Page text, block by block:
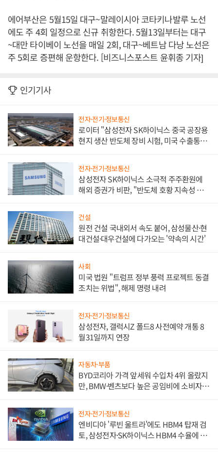
에어부산은 5월15일 대구~말레이시아 코타키나발루 노선
에도 주 4회 일정으로 신규 취항한다. 5월13일부터는 대구
~대만 타이베이 노선을 매일 2회, 대구~베트남 다낭 노선은
주 5회로 증편해 운항한다. [비즈니스포스트 윤휘종 기자]
인기기사
전자·전기·정보통신
로이터 "삼성전자 SK하이닉스 중국 공장용
현지 생산 반도체 장비 시험, 미국 수출통제
전자·전기·정보통신
삼성전자 SK하이닉스 소극적 주주환원에
해외 증권가 비판, "반도체 호황 지속성 의
건설
원전 건설 국내외서 속도 붙어, 삼성물산·현
대건설·대우건설에 다가오는 '약속의 시간'
사회
미국 법원 "트럼프 정부 풍력 프로젝트 동결
조치는 위법", 해제 명령 내려
전자·전기·정보통신
삼성전자, 갤럭시Z 폴드8 사전예약 개통 8
월31일까지 연장
자동차·부품
BYD코리아 가격 앞세워 수입차 4위 올랐지
만, BMW·벤츠보다 높은 공임비에 소비자
전자·전기·정보통신
엔비디아 '루빈 울트라'에도 HBM4 탑재 검
토, 삼성전자·SK하이닉스 HBM4 수율에 주